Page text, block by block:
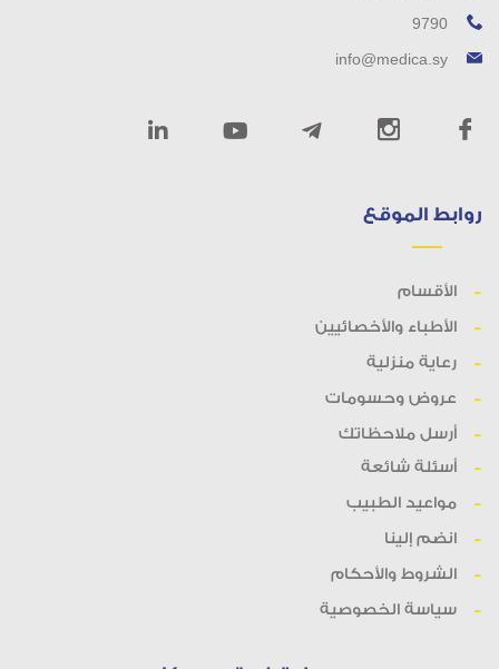
9790
info@medica.sy
روابط الموقع
الأقسام
الأطباء والأخصائيين
رعاية منزلية
عروض وحسومات
أرسل ملاحظاتك
أسئلة شائعة
مواعيد الطبيب
انضم إلينا
الشروط والأحكام
سياسة الخصوصية